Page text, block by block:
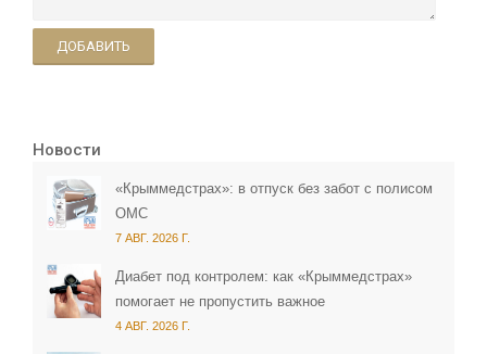
ДОБАВИТЬ
Новости
«Крыммедстрах»: в отпуск без забот с полисом
ОМС
7 АВГ. 2026 Г.
Диабет под контролем: как «Крыммедстрах»
помогает не пропустить важное
4 АВГ. 2026 Г.